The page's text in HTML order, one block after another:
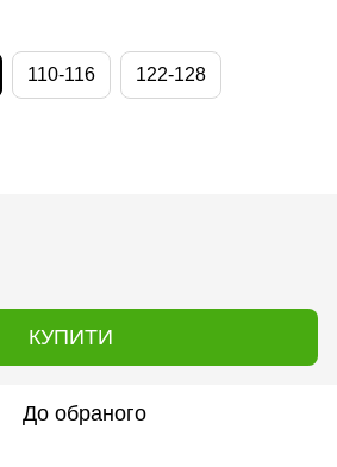
110-116 122-128
КУПИТИ
До обраного